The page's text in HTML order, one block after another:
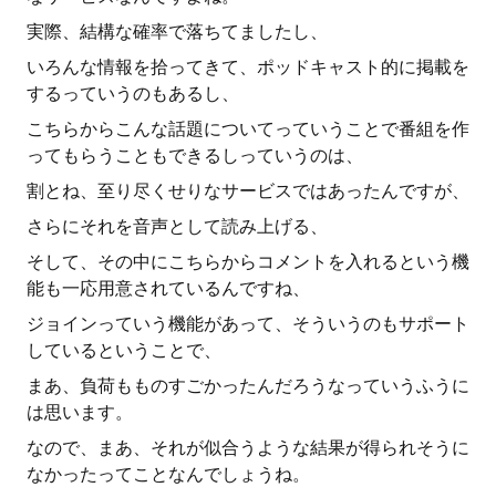
実際、結構な確率で落ちてましたし、
いろんな情報を拾ってきて、ポッドキャスト的に掲載を
するっていうのもあるし、
こちらからこんな話題についてっていうことで番組を作
ってもらうこともできるしっていうのは、
割とね、至り尽くせりなサービスではあったんですが、
さらにそれを音声として読み上げる、
そして、その中にこちらからコメントを入れるという機
能も一応用意されているんですね、
ジョインっていう機能があって、そういうのもサポート
しているということで、
まあ、負荷もものすごかったんだろうなっていうふうに
は思います。
なので、まあ、それが似合うような結果が得られそうに
なかったってことなんでしょうね。